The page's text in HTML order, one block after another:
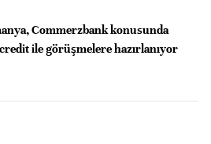
Commerzbank konusunda
ile görüşmelere hazırlanıyor